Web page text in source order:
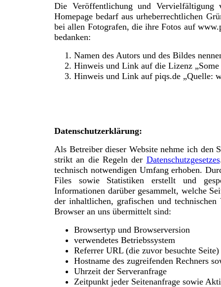
Die Veröffentlichung und Vervielfältigung
Homepage bedarf aus urheberrechtlichen
bei allen Fotografen, die ihre Fotos auf
bedanken:
Namen des Autors und des Bildes
Hinweis und Link auf die Lizenz „Some
Hinweis und Link auf piqs.de „Quelle:
Datenschutzerklärung:
Als Betreiber dieser Website nehme ich den
strikt an die Regeln der Datenschutzgesetzes
technisch notwendigen Umfang erhoben.
Files sowie Statistiken erstellt und
Informationen darüber gesammelt, welche
der inhaltlichen, grafischen und
Browser an uns übermittelt sind:
Browsertyp und Browserversion
verwendetes Betriebssystem
Referrer URL (die zuvor besuchte Seite)
Hostname des zugreifenden Rechners
Uhrzeit der Serveranfrage
Zeitpunkt jeder Seitenanfrage sowie